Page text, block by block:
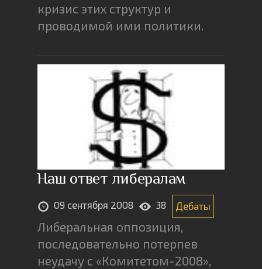
кризис этих структур и
проводимой ими политики.
Наш ответ либералам
09 сентября 2008 38 Дебаты
Либеральная оппозиция,
последовательно потерпев
неудачу с «Комитетом-2008»,